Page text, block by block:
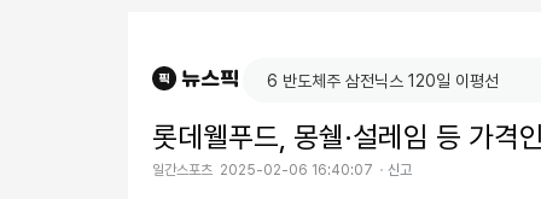
롯데웰푸드, 몽쉘·설레임 등 가
일간스포츠 2025-02-06 16:40:07 신고